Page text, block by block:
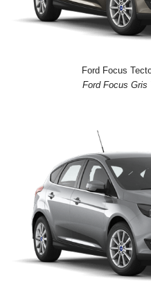
Ford Focus
Ford Focus Gris